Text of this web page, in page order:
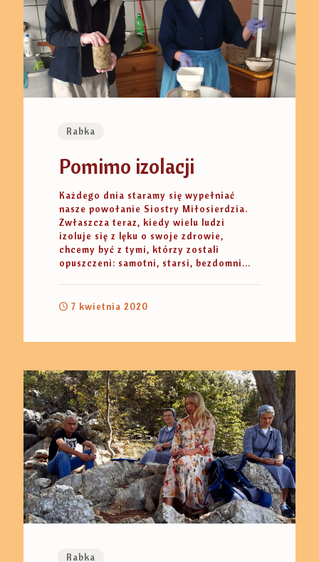
Rabka
Pomimo izolacji
Każdego dnia staramy się wypełniać
nasze powołanie Siostry Miłosierdzia.
Zwłaszcza teraz, kiedy wielu ludzi
izoluje się z lęku o swoje zdrowie,
chcemy być z tymi, którzy zostali
opuszczeni: samotni, starsi, bezdomni...
7 kwietnia 2020
Rabka